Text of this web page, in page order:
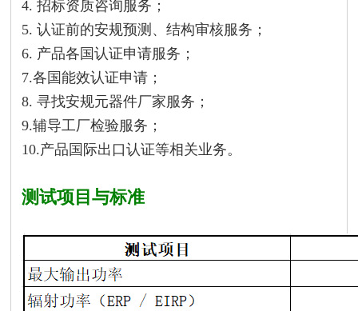
4. 招标资质咨询服务；
5. 认证前的安规预测、结构审核服务；
6. 产品各国认证申请服务；
7.各国能效认证申请；
8. 寻找安规元器件厂家服务；
9.辅导工厂检验服务；
10.产品国际出口认证等相关业务。
测试项目与标准